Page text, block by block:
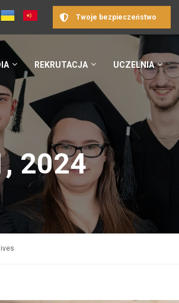
Twoje bezpieczeństwo
REKRUTACJA UCZELNIA
2024